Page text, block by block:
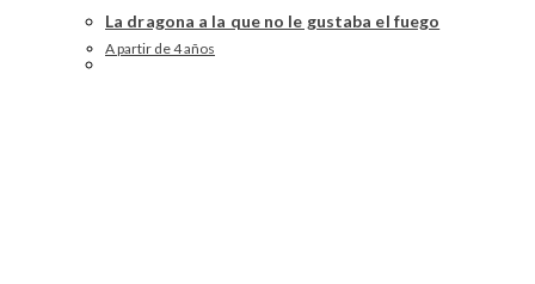
La dragona a la que no le gustaba el fuego
A partir de 4 años